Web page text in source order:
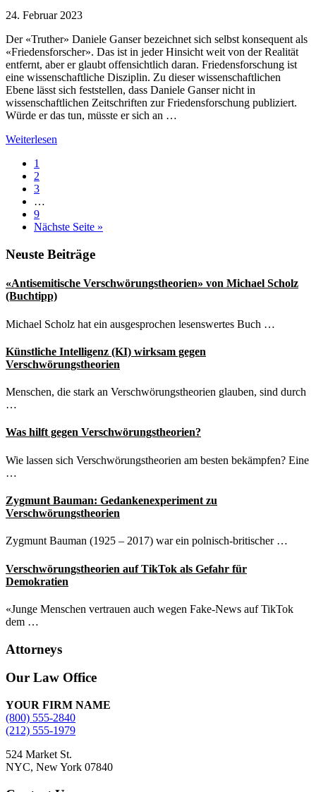
auf
Kritik
24. Februar 2023
Der «Truther» Daniele Ganser bezeichnet sich selbst konsequent als
«Friedensforscher». Das ist in jeder Hinsicht weit von der Realität
entfernt, aber er glaubt offensichtlich daran. Friedensforschung ist
eine wissenschaftliche Disziplin. Zu dieser wissenschaftlichen
Ebene lässt sich feststellen, dass Daniele Ganser nicht in
wissenschaftlichen Zeitschriften zur Friedensforschung publiziert.
Würde er das tun, müsste er sich an …
Daniele
Friedensforscher?
Weiterlesen
Seite
1
Seite
2
Seite
3
Weggelassene
Zwischenseiten
…
Seite
9
Nächste Seite aufrufen
»
Seitenspalte
Neuste Beiträge
«Antisemitische Verschwörungstheorien» von Michael Scholz
(Buchtipp)
Michael Scholz hat ein ausgesprochen lesenswertes Buch …
Künstliche Intelligenz (KI) wirksam gegen
Verschwörungstheorien
Menschen, die stark an Verschwörungstheorien glauben, sind durch
…
Was hilft gegen Verschwörungstheorien?
Wie lassen sich Verschwörungstheorien am besten bekämpfen? Eine
…
Zygmunt Bauman: Gedankenexperiment zu
Verschwörungstheorien
Zygmunt Bauman (1925 – 2017) war ein polnisch-britischer …
Verschwörungstheorien auf TikTok als Gefahr für
Demokratien
«Junge Menschen vertrauen auch wegen Fake-News auf TikTok
dem …
Attorneys
Site
Footer
Our Law Office
YOUR FIRM NAME
(800) 555-2840
(212) 555-1979
524 Market St.
NYC, New York 07840